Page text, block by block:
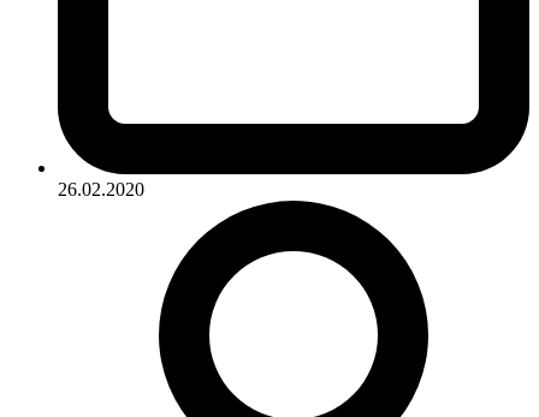
26.02.2020